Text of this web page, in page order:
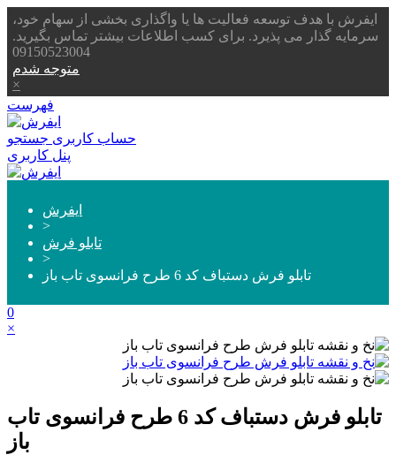
ایفرش با هدف توسعه فعالیت ها یا واگذاری بخشی از سهام خود،
سرمایه گذار می پذیرد. برای کسب اطلاعات بیشتر تماس بگیرید.
09150523004
متوجه شدم
×
فهرست
حساب کاربری جستجو
پنل کاربری
ایفرش
>
تابلو فرش
>
تابلو فرش دستباف کد 6 طرح فرانسوی تاب باز
0
×
تابلو فرش دستباف کد 6 طرح فرانسوی تاب
باز